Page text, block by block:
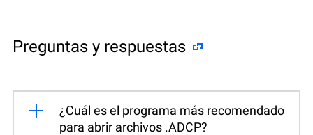
Preguntas y respuestas
¿Cuál es el programa más recomendado
para abrir archivos .ADCP?